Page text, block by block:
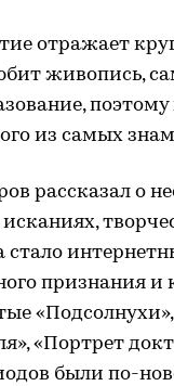
отражает
живопись,
из самых
рассказал о
стало
признания и
«Портрет
были по-